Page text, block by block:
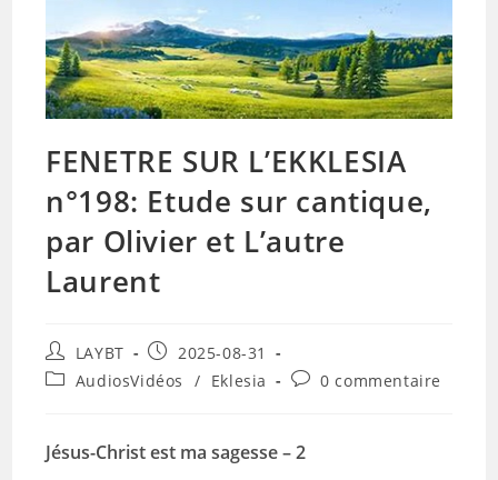
FENETRE SUR L’EKKLESIA
n°198: Etude sur cantique,
par Olivier et L’autre
Laurent
Auteur/autrice
de
la
LAYBT
Publication
publiée :
2025-08-31
PostAudiosVidéos / Eklesia
Commentaires
publication :
0 commentaire
Jésus-Christ est ma sagesse – 2